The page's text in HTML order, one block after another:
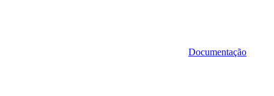
Documentação